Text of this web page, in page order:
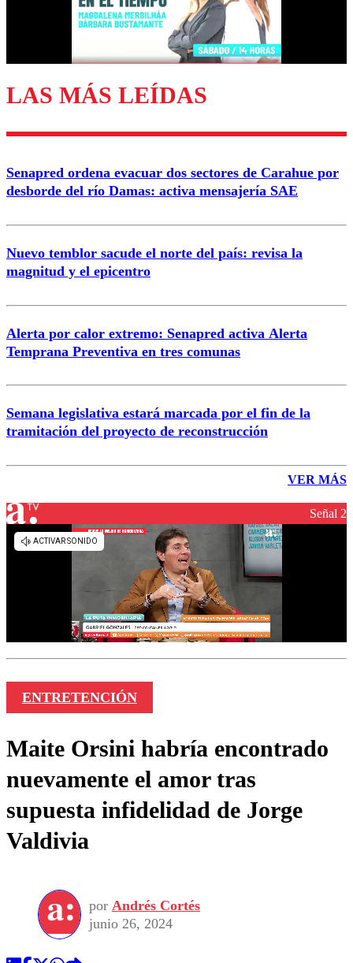
Enviar comentario
LAS MÁS LEÍDAS
Senapred ordena evacuar dos sectores de Carahue por
desborde del río Damas: activa mensajería SAE
Nuevo temblor sacude el norte del país: revisa la
magnitud y el epicentro
Alerta por calor extremo: Senapred activa Alerta
Temprana Preventiva en tres comunas
Semana legislativa estará marcada por el fin de la
tramitación del proyecto de reconstrucción
VER MÁS
Señal 2
ENTRETENCIÓN
Maite Orsini habría encontrado
nuevamente el amor tras
supuesta infidelidad de Jorge
Valdivia
por Andrés Cortés
junio 26, 2024